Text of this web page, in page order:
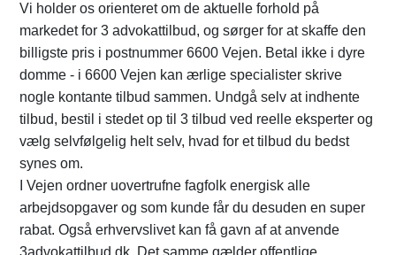
Vi holder os orienteret om de aktuelle forhold på
markedet for 3 advokattilbud, og sørger for at skaffe den
billigste pris i postnummer 6600 Vejen. Betal ikke i dyre
domme - i 6600 Vejen kan ærlige specialister skrive
nogle kontante tilbud sammen. Undgå selv at indhente
tilbud, bestil i stedet op til 3 tilbud ved reelle eksperter og
vælg selvfølgelig helt selv, hvad for et tilbud du bedst
synes om.
I Vejen ordner uovertrufne fagfolk energisk alle
arbejdsopgaver og som kunde får du desuden en super
rabat. Også erhvervslivet kan få gavn af at anvende